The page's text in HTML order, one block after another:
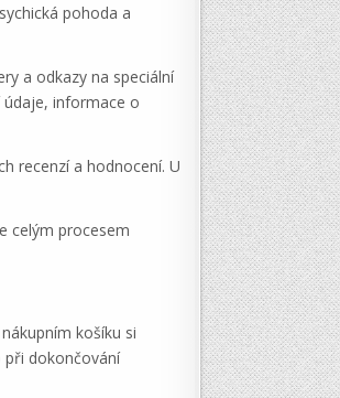
pohoda a
a odkazy na speciální
informace o
recenzí a hodnocení. U
celým procesem
košíku si
při dokončování